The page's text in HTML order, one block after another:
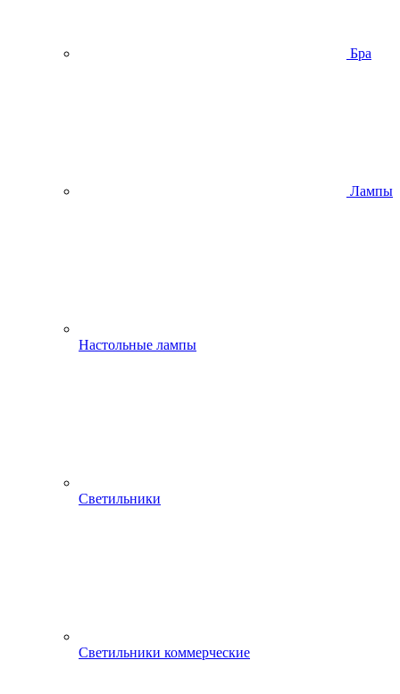
Бра
Лампы
Настольные лампы
Светильники
Светильники коммерческие